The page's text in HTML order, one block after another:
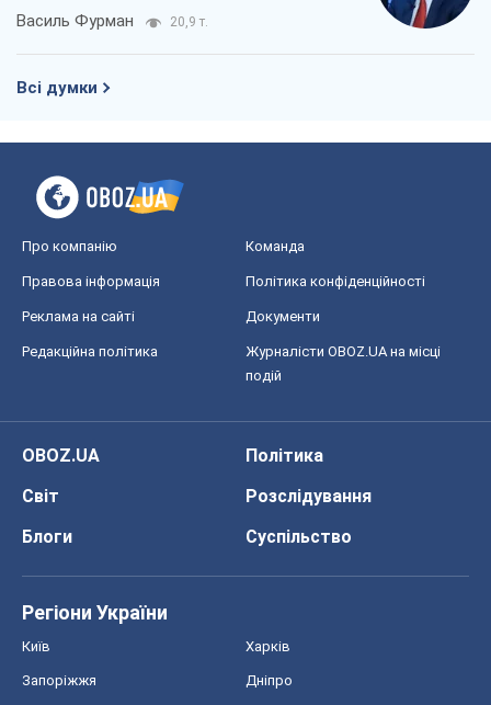
Василь Фурман 20,9 т.
Всі думки
Про компанію Команда
Правова інформація Політика конфіденційності
Реклама на сайті Документи
Редакційна політика
Журналісти OBOZ.UA на місці
подій
OBOZ.UA
Політика
Світ
Розслідування
Блоги
Суспільство
Регіони України
Київ Харків
Запоріжжя Дніпро